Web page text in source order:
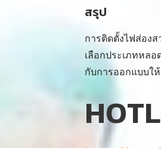
สรุป
การติดตั้งไฟส่อง
เลือกประเภทหล
กับการออกแบบใ